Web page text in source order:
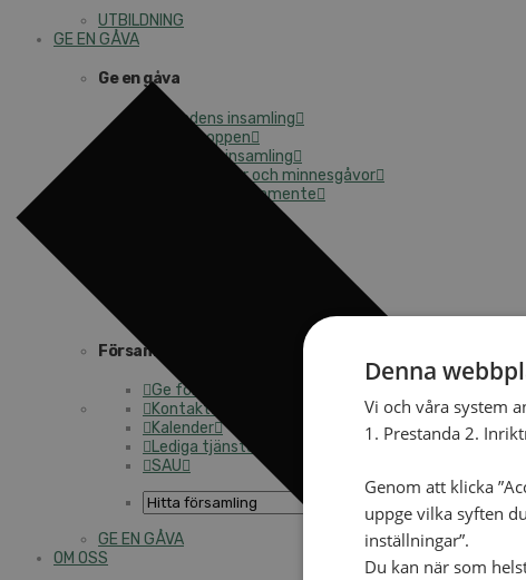
UTBILDNING
GE EN GÅVA
Ge en gåva
Månadens insamling
Gåvoshoppen
Starta en insamling
Högtidsgåvor och minnesgåvor
Att skriva testamente
Församlingarnas insamlingsarbete
Ge för livet – församlingens insamling
Kontakt
Kalender
Lediga tjänster
SAU
GE EN GÅVA
OM OSS
Denna
Vi och våra system
1. Prestanda 2.
Genom att klicka
uppge vilka syften
inställningar”.
Du kan när som